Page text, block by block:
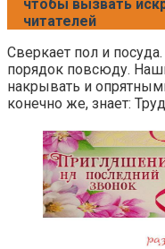
чтобы вызвать
читателей
Сверкает пол и
порядок повсюду.
накрывать и
конечно же, знает: